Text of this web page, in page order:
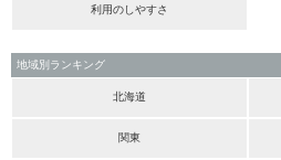
利用のしやすさ
地域別ランキング
北海道
関東